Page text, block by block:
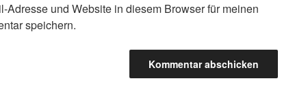
Adresse und Website in diesem Browser für meinen
speichern.